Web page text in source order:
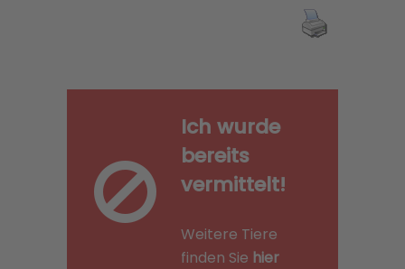
Ich wurde
bereits
vermittelt!
Weitere Tiere
finden Sie hier